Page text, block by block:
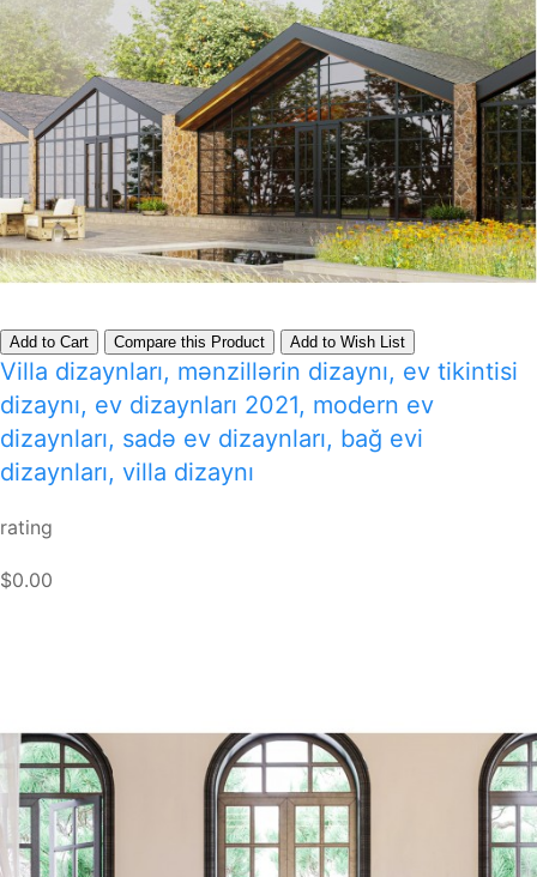
Add to Cart Compare this Product Add to Wish List
Villa dizaynları, mənzillərin dizaynı, ev tikintisi
dizaynı, ev dizaynları 2021, modern ev
dizaynları, sadə ev dizaynları, bağ evi
dizaynları, villa dizaynı
rating
$0.00